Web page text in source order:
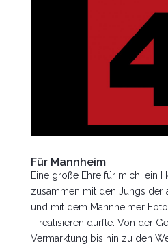
Für Mannheim
Eine große Ehre für mich: ein
zusammen mit den Jungs der
und mit dem Mannheimer
– realisieren durfte. Von der
Vermarktung bis hin zu den